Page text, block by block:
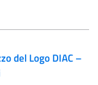
del Logo DIAC –